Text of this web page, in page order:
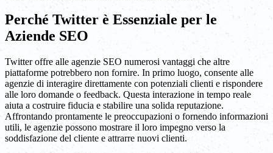
Perché Twitter è Essenziale per le
Aziende SEO
Twitter offre alle agenzie SEO numerosi vantaggi che altre
piattaforme potrebbero non fornire. In primo luogo, consente alle
agenzie di interagire direttamente con potenziali clienti e rispondere
alle loro domande o feedback. Questa interazione in tempo reale
aiuta a costruire fiducia e stabilire una solida reputazione.
Affrontando prontamente le preoccupazioni o fornendo informazioni
utili, le agenzie possono mostrare il loro impegno verso la
soddisfazione del cliente e attrarre nuovi clienti.